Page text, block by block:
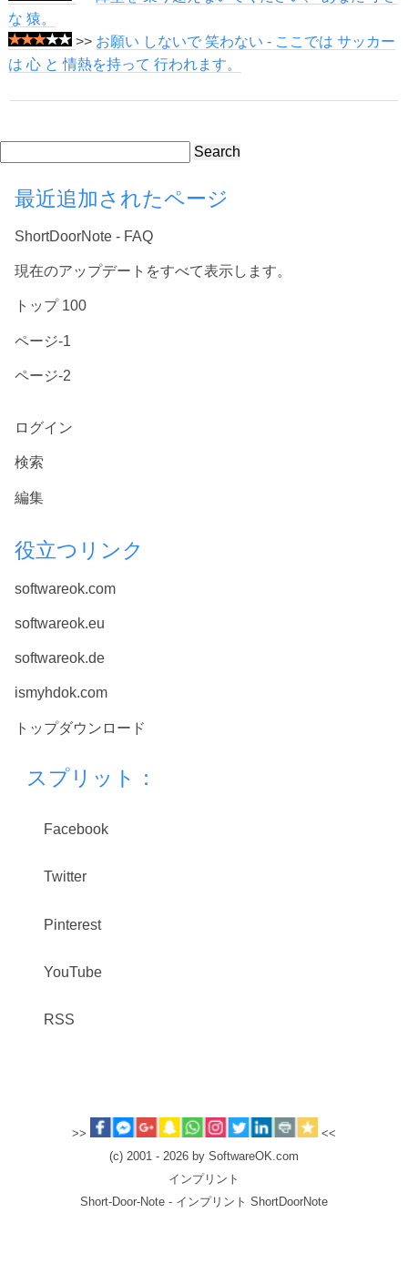
な 猿。
>> お願い しないで 笑わない - ここでは サッカー
は 心 と 情熱を持って 行われます。
Search
最近追加されたページ
ShortDoorNote - FAQ
現在のアップデートをすべて表示します。
トップ 100
ページ-1
ページ-2
ログイン
検索
編集
役立つリンク
softwareok.com
softwareok.eu
softwareok.de
ismyhdok.com
トップダウンロード
スプリット：
Facebook
Twitter
Pinterest
YouTube
RSS
>>
<<
(c) 2001 - 2026 by SoftwareOK.com
インプリント
Short-Door-Note - インプリント ShortDoorNote